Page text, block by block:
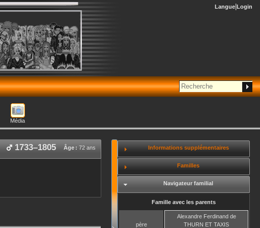
Langue Login
Média
Âge : 72 ans
1733–1805 Informations supplémentaires
Familles
Navigateur familial
Famille avec les parents
père
Alexandre Ferdinandde
THURN ET TAXIS